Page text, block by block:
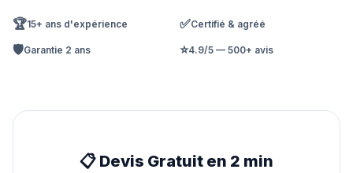
🏆15+ ans d'expérience ✅Certifié & agréé
🛡️Garantie 2 ans ⭐4.9/5 — 500+ avis
📋 Devis Gratuit en 2 min